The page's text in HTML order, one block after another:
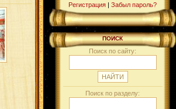
Регистрация | Забыл пароль?
ПОИСК
Поиск по сайту:
Поиск по разделу: